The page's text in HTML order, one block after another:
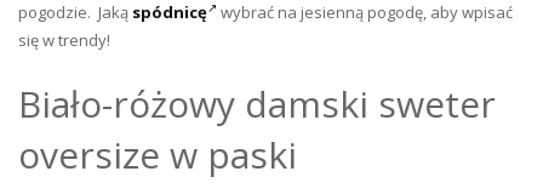
pogodzie. Jaką spódnicę
wybrać na jesienną pogodę, aby wpisać
się w trendy!
Biało-różowy damski sweter
oversize w paski